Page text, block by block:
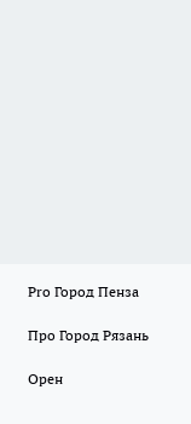
Pro Город Пенза
Про Город Рязань
Орен